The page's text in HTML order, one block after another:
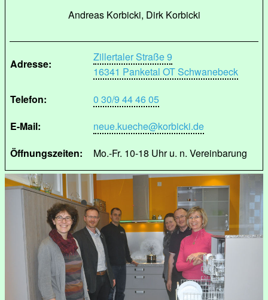
Andreas Korbicki, Dirk Korbicki
Adresse:
Zillertaler Straße 9
16341 Panketal OT Schwanebeck
Telefon:
0 30/9 44 46 05
E-Mail:
neue.kueche@korbicki.de
Öffnungszeiten:
Mo.-Fr. 10-18 Uhr u. n. Vereinbarung